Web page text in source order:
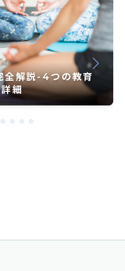
― 世界が注目す